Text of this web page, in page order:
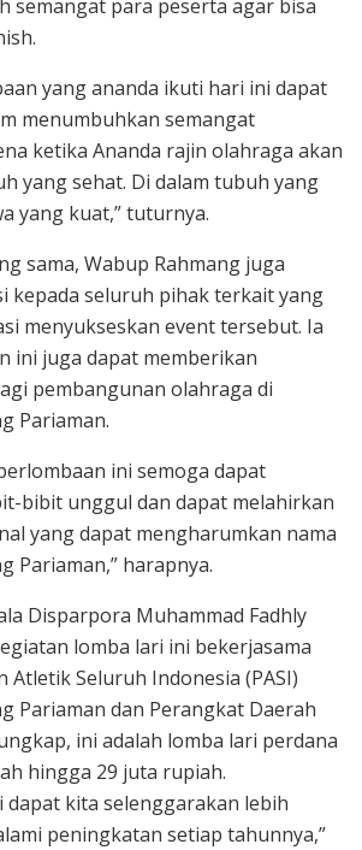
semangat para peserta agar bisa
yang ananda ikuti hari ini dapat
menumbuhkan semangat
ketika Ananda rajin olahraga akan
yang sehat. Di dalam tubuh yang
yang kuat,” tuturnya.
sama, Wabup Rahmang juga
kepada seluruh pihak terkait yang
menyukseskan event tersebut. Ia
ini juga dapat memberikan
pembangunan olahraga di
Pariaman.
ini semoga dapat
bibit unggul dan dapat melahirkan
yang dapat mengharumkan nama
Pariaman,” harapnya.
Disparpora Muhammad Fadhly
lomba lari ini bekerjasama
Atletik Seluruh Indonesia (PASI)
Pariaman dan Perangkat Daerah
ini adalah lomba lari perdana
hingga 29 juta rupiah.
dapat kita selenggarakan lebih
peningkatan setiap tahunnya,”